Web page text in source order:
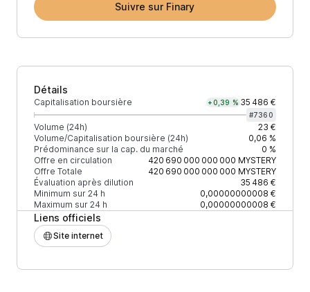
Suivre sur Finary
Détails
Capitalisation boursière +0,39 % 35 486 €
#7360
Volume (24h)
23 €
Volume/Capitalisation boursière (24h)
0,06 %
Prédominance sur la cap. du marché
0 %
Offre en circulation
420 690 000 000 000 MYSTERY
Offre Totale
420 690 000 000 000 MYSTERY
Évaluation après dilution
35 486 €
Minimum sur 24 h
0,00000000008 €
Maximum sur 24 h
0,00000000008 €
Liens officiels
Site internet